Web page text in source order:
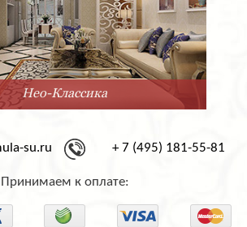
Нео-Классика
su.ru + 7 (495) 181-55-81
Принимаем к оплате: